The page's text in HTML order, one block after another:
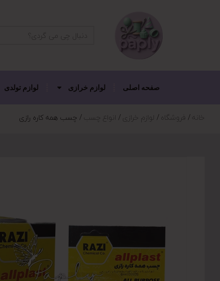
صفحه اصلی لوازم خرازی لوازم تولدی
خانه فروشگاه لوازم خرازی انواع چسب چسب همه کاره رازی